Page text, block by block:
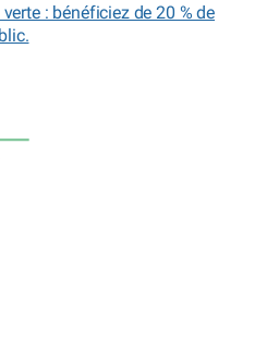
: bénéficiez de 20 % de